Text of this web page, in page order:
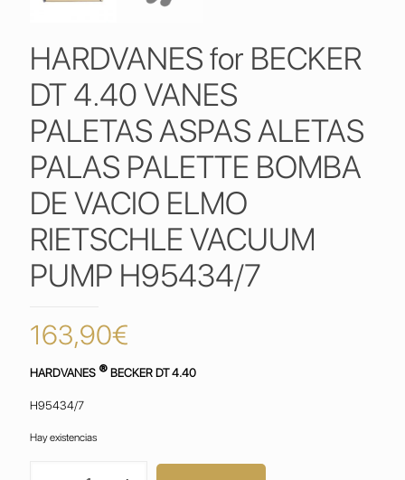
HARDVANES for BECKER
DT 4.40 VANES
PALETAS ASPAS ALETAS
PALAS PALETTE BOMBA
DE VACIO ELMO
RIETSCHLE VACUUM
PUMP H95434/7
163,90€
HARDVANES ® BECKER DT 4.40
H95434/7
Hay existencias